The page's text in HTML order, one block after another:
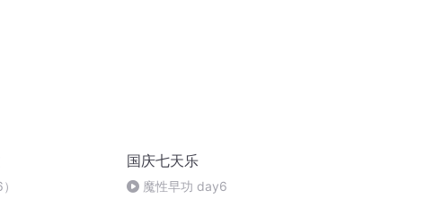
国庆七天乐
魔性早功 day6